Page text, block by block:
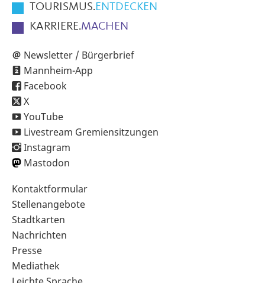
TOURISMUS.ENTDECKEN
KARRIERE.MACHEN
Newsletter / Bürgerbrief
Mannheim-App
Facebook
X
YouTube
Livestream Gremiensitzungen
Instagram
Mastodon
Sekundärnavigation
im
Fußbereich
Kontaktformular
Stellenangebote
Stadtkarten
Nachrichten
Presse
Mediathek